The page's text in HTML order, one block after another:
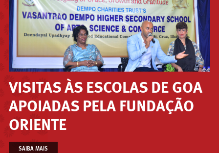
VISITAS ÀS ESCOLAS DE GOA
APOIADAS PELA FUNDAÇÃO
ORIENTE
SAIBA MAIS